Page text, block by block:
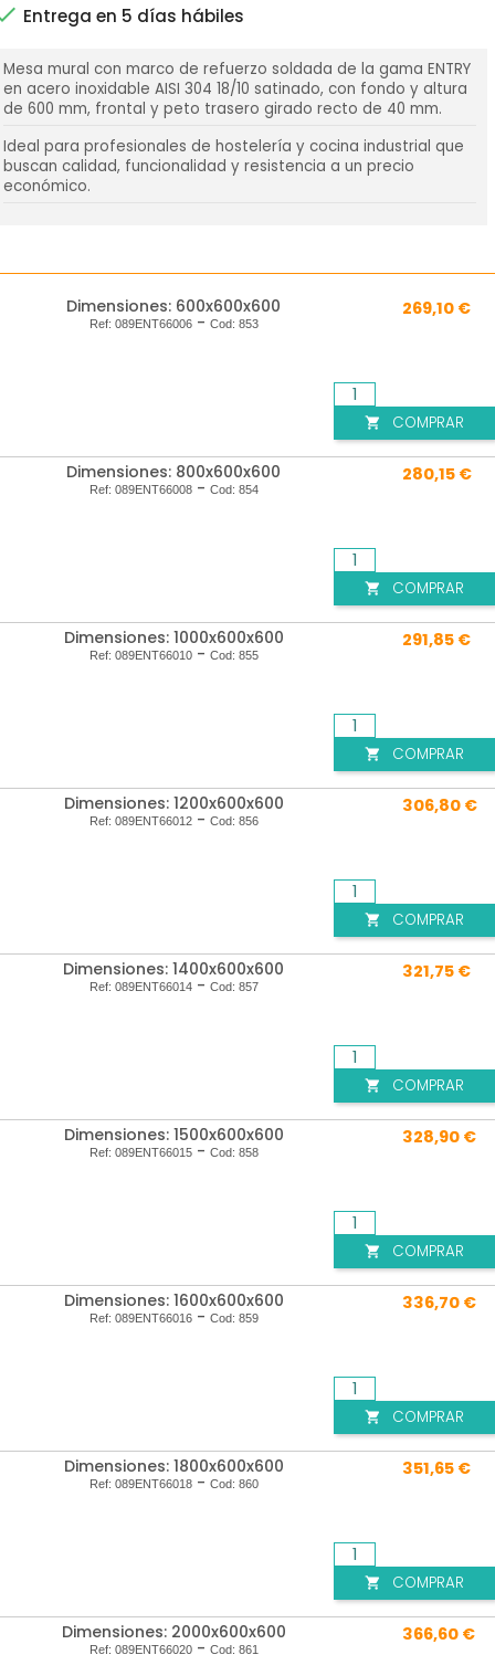
Entrega en 5 días hábiles
Mesa mural con marco de refuerzo soldada de la gama ENTRY
en acero inoxidable AISI 304 18/10 satinado, con fondo y altura
de 600 mm, frontal y peto trasero girado recto de 40 mm.
Ideal para profesionales de hostelería y cocina industrial que
buscan calidad, funcionalidad y resistencia a un precio
económico.
Dimensiones: 600x600x600
Ref: 089ENT66006- Cod: 853
269,10 €
 COMPRAR
Dimensiones: 800x600x600
Ref: 089ENT66008- Cod: 854
280,15 €
 COMPRAR
Dimensiones: 1000x600x600
Ref: 089ENT66010- Cod: 855
291,85 €
 COMPRAR
Dimensiones: 1200x600x600
Ref: 089ENT66012- Cod: 856
306,80 €
 COMPRAR
Dimensiones: 1400x600x600
Ref: 089ENT66014- Cod: 857
321,75 €
 COMPRAR
Dimensiones: 1500x600x600
Ref: 089ENT66015- Cod: 858
328,90 €
 COMPRAR
Dimensiones: 1600x600x600
Ref: 089ENT66016- Cod: 859
336,70 €
 COMPRAR
Dimensiones: 1800x600x600
Ref: 089ENT66018- Cod: 860
351,65 €
 COMPRAR
Dimensiones: 2000x600x600
Ref: 089ENT66020- Cod: 861
366,60 €